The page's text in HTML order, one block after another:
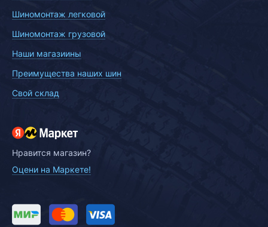
Шиномонтаж легковой
Шиномонтаж грузовой
Наши магазиины
Преимущества наших шин
Свой склад
Нравится магазин?
Оцени на Маркете!